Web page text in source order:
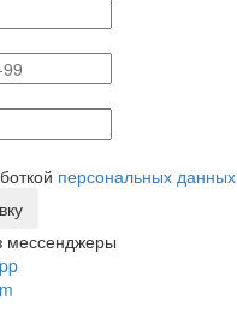
персональных данных
мессенджеры